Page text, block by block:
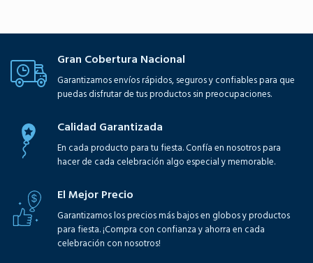
Gran Cobertura Nacional
Garantizamos envíos rápidos, seguros y confiables para que
puedas disfrutar de tus productos sin preocupaciones.
Calidad Garantizada
En cada producto para tu fiesta. Confía en nosotros para
hacer de cada celebración algo especial y memorable.
El Mejor Precio
Garantizamos los precios más bajos en globos y productos
para fiesta. ¡Compra con confianza y ahorra en cada
celebración con nosotros!